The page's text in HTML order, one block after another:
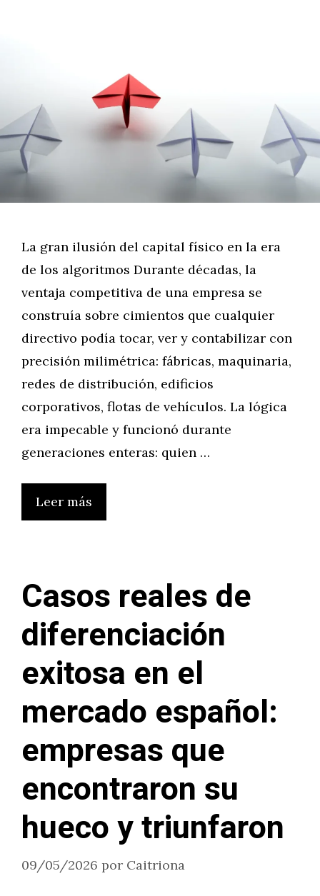
La gran ilusión del capital físico en la era
de los algoritmos Durante décadas, la
ventaja competitiva de una empresa se
construía sobre cimientos que cualquier
directivo podía tocar, ver y contabilizar con
precisión milimétrica: fábricas, maquinaria,
redes de distribución, edificios
corporativos, flotas de vehículos. La lógica
era impecable y funcionó durante
generaciones enteras: quien …
Leer más
Casos reales de
diferenciación
exitosa en el
mercado español:
empresas que
encontraron su
hueco y triunfaron
09/05/2026 por Caitriona